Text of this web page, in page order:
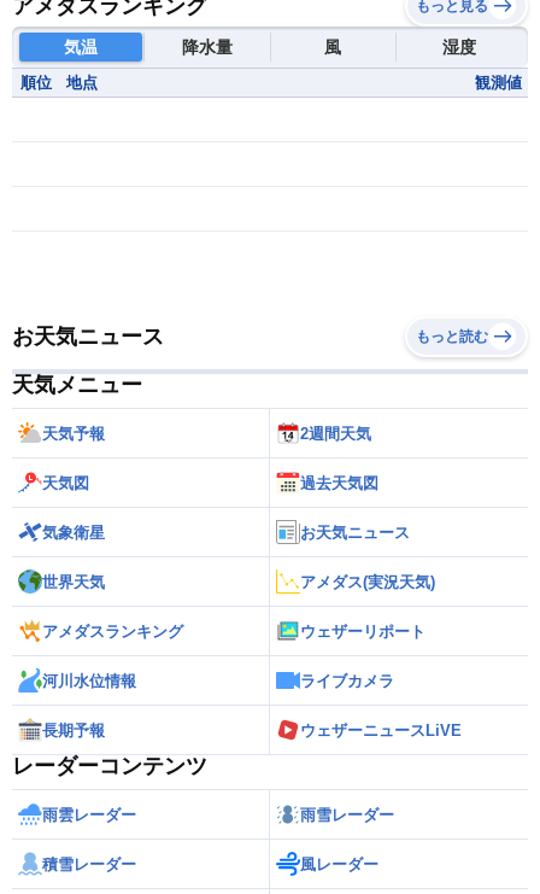
アメダスランキング もっと見る
気温 降水量 風 湿度
順位 地点 観測値
お天気ニュース もっと読む
天気メニュー
天気予報 2週間天気
天気図 過去天気図
気象衛星 お天気ニュース
世界天気 アメダス(実況天気)
アメダスランキング ウェザーリポート
河川水位情報 ライブカメラ
長期予報 ウェザーニュースLiVE
レーダーコンテンツ
雨雲レーダー 雨雪レーダー
積雪レーダー 風レーダー